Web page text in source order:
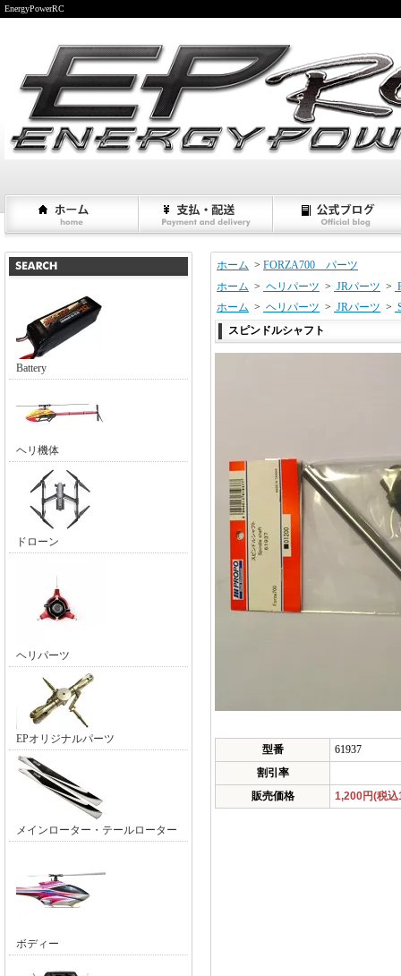
EnergyPowerRC
Battery
ヘリ機体
ドローン
ヘリパーツ
EPオリジナルパーツ
メインローター・テールローター
ボディー
ホーム > FORZA700 パーツ
ホーム > ヘリパーツ > JRパーツ >
ホーム > ヘリパーツ > JRパーツ >
スピンドルシャフト
型番
61937
割引率
販売価格
1,200円(税